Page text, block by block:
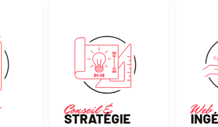
Conseil &
STRATÉGIE Web